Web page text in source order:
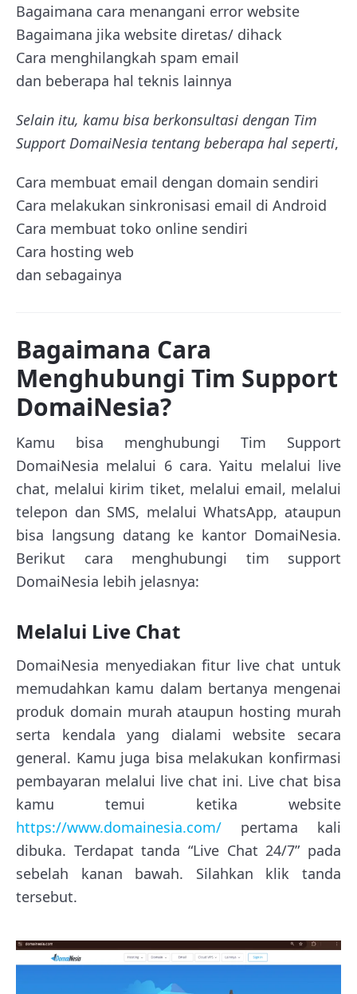
Bagaimana cara menangani error website
Bagaimana jika website diretas/ dihack
Cara menghilangkah spam email
dan beberapa hal teknis lainnya
Selain itu, kamu bisa berkonsultasi dengan Tim
Support DomaiNesia tentang beberapa hal seperti,
Cara membuat email dengan domain sendiri
Cara melakukan sinkronisasi email di Android
Cara membuat toko online sendiri
Cara hosting web
dan sebagainya
Bagaimana Cara
Menghubungi Tim Support
DomaiNesia?
Kamu bisa menghubungi Tim Support
DomaiNesia melalui 6 cara. Yaitu melalui live
chat, melalui kirim tiket, melalui email, melalui
telepon dan SMS, melalui WhatsApp, ataupun
bisa langsung datang ke kantor DomaiNesia.
Berikut cara menghubungi tim support
DomaiNesia lebih jelasnya:
Melalui Live Chat
DomaiNesia menyediakan fitur live chat untuk
memudahkan kamu dalam bertanya mengenai
produk domain murah ataupun hosting murah
serta kendala yang dialami website secara
general. Kamu juga bisa melakukan konfirmasi
pembayaran melalui live chat ini. Live chat bisa
kamu temui ketika website
https://www.domainesia.com/ pertama kali
dibuka. Terdapat tanda “Live Chat 24/7” pada
sebelah kanan bawah. Silahkan klik tanda
tersebut.